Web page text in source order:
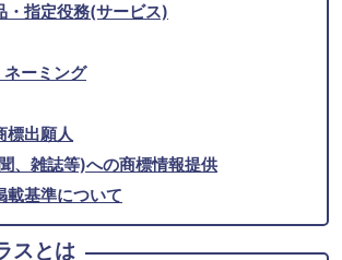
・指定役務(サービス)
ーミング
標出願人
、雑誌等)への商標情報提供
載基準について
スとは